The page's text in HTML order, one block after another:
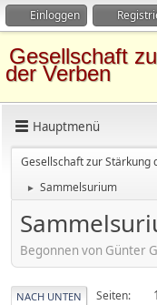
Einloggen
Gesellschaft
der Verben
Hauptmenü
Gesellschaft zur Stärkung
► Sammelsurium
Begonnen von Günter
NACH UNTEN Seiten 1